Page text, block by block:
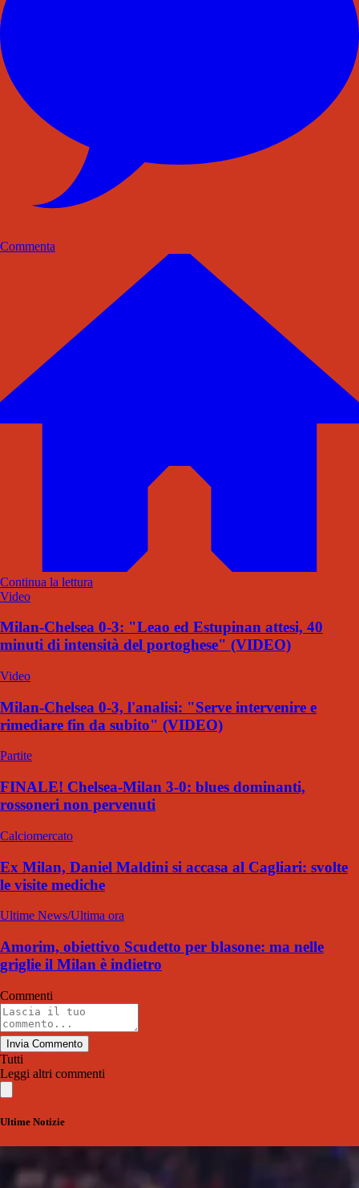
Commenta
Continua la lettura
Video
Milan-Chelsea 0-3: "Leao ed Estupinan attesi, 40
minuti di intensità del portoghese" (VIDEO)
Video
Milan-Chelsea 0-3, l'analisi: "Serve intervenire e
rimediare fin da subito" (VIDEO)
Partite
FINALE! Chelsea-Milan 3-0: blues dominanti,
rossoneri non pervenuti
Calciomercato
Ex Milan, Daniel Maldini si accasa al Cagliari: svolte
le visite mediche
Ultime News/Ultima ora
Amorim, obiettivo Scudetto per blasone: ma nelle
griglie il Milan è indietro
Commenti
Invia Commento
Tutti
Leggi altri commenti
Ultime Notizie